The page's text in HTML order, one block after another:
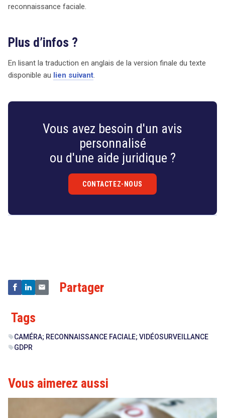
reconnaissance faciale.
Plus d’infos ?
En lisant la traduction en anglais de la version finale du texte
disponible au lien suivant.
Vous avez besoin d'un avis
personnalisé
ou d'une aide juridique ?
CONTACTEZ-NOUS
Partager
Tags
sellCAMÉRA; RECONNAISSANCE FACIALE; VIDÉOSURVEILLANCE
sellGDPR
Vous aimerez aussi
search